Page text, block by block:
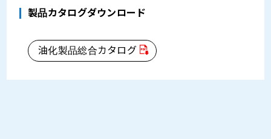
製品カタログダウンロード
油化製品総合カタログ